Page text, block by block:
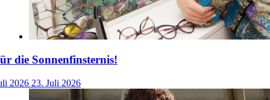
die Sonnenfinsternis!
2026 23. Juli 2026